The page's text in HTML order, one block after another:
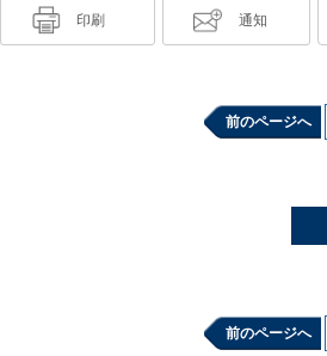
印刷 通知
前のページへ
前のページへ